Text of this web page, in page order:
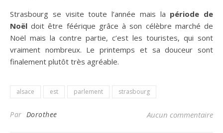
Strasbourg se visite toute l’année mais la période de
Noël doit être féérique grâce à son célèbre marché de
Noël mais la contre partie, c’est les touristes, qui sont
vraiment nombreux. Le printemps et sa douceur sont
finalement plutôt très agréable.
alsace est parlement strasbourg
Par Dorothee Aucun commentaire